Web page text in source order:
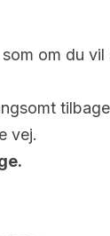
om du vil
vej.